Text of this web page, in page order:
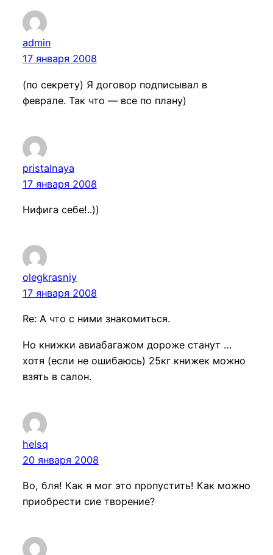
admin
17 января 2008
(по секрету) Я договор подписывал в
феврале. Так что — все по плану)
pristalnaya
17 января 2008
Нифига себе!..))
olegkrasniy
17 января 2008
Re: А что с ними знакомиться.
Но книжки авиабагажом дороже станут …
хотя (если не ошибаюсь) 25кг книжек можно
взять в салон.
helsq
20 января 2008
Во, бля! Как я мог это пропустить! Как можно
приобрести сие творение?